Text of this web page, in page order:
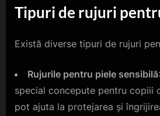
Tipuri de rujuri
Există diverse tipuri de rujuri
Rujurile pentru piele sensibilă
special concepute pentru copiii
pot ajuta la protejarea și